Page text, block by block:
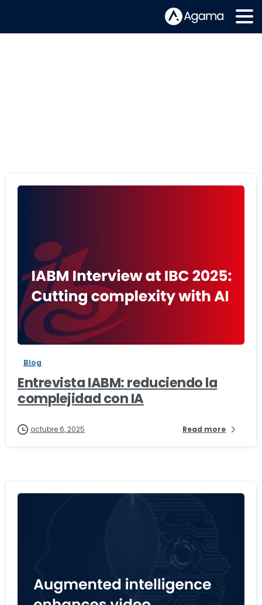
Blog
Entrevista IABM: reduciendo la
complejidad con IA
octubre 6, 2025 Read more